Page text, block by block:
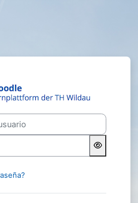
Entrar a TH